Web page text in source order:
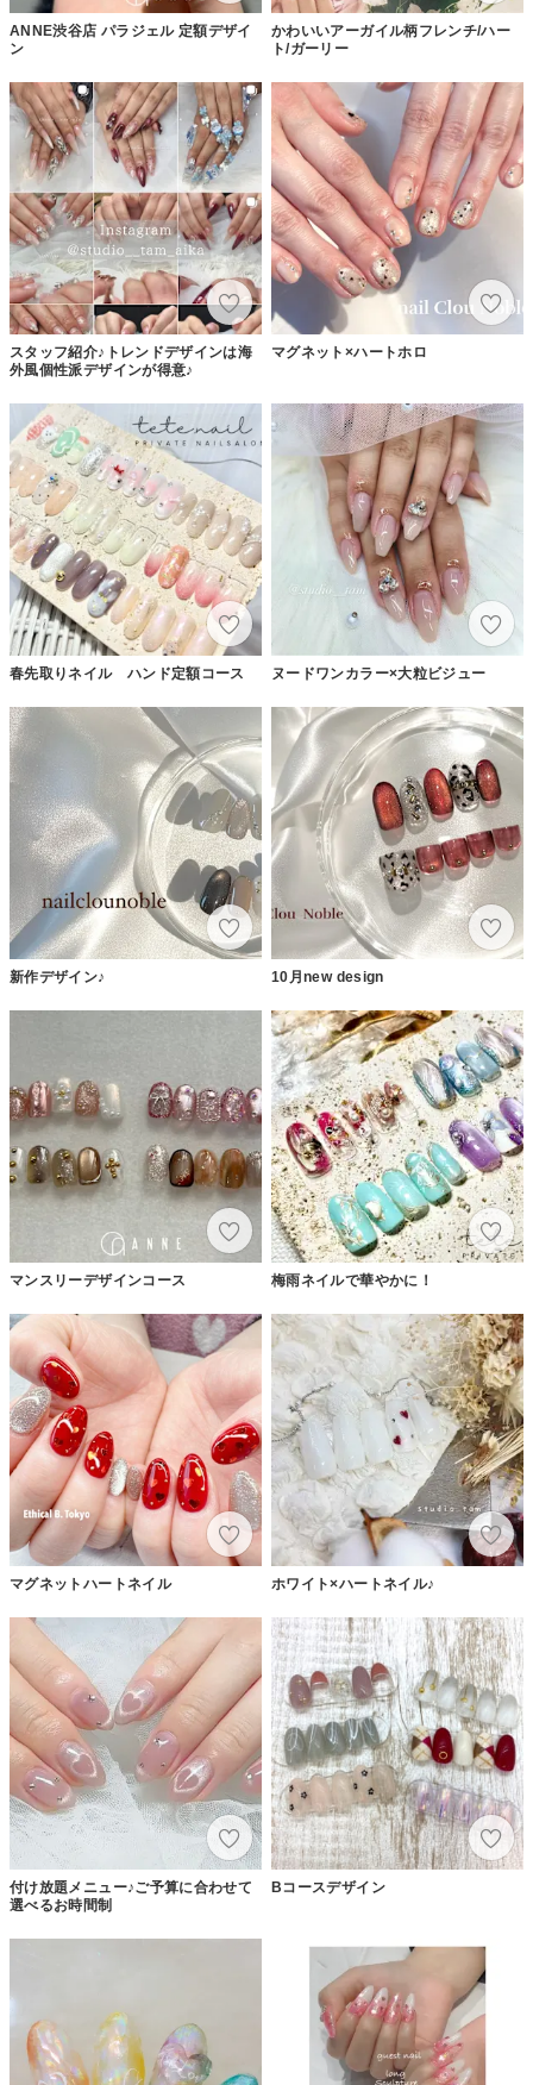
ANNE渋谷店 パラジェル 定額デザイ
ン
かわいいアーガイル柄フレンチ/ハー
ト/ガーリー
スタッフ紹介♪トレンドデザインは海
外風個性派デザインが得意♪
マグネット×ハートホロ
春先取りネイル ハンド定額コース ヌードワンカラー×大粒ビジュー
新作デザイン♪ 10月new design
マンスリーデザインコース 梅雨ネイルで華やかに！
マグネットハートネイル ホワイト×ハートネイル♪
付け放題メニュー♪ご予算に合わせて
選べるお時間制
Bコースデザイン